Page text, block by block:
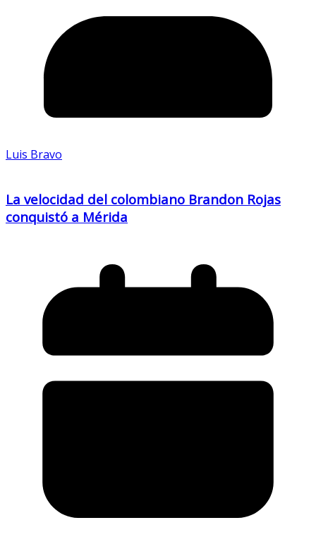
Luis Bravo
La velocidad del colombiano Brandon Rojas
conquistó a Mérida